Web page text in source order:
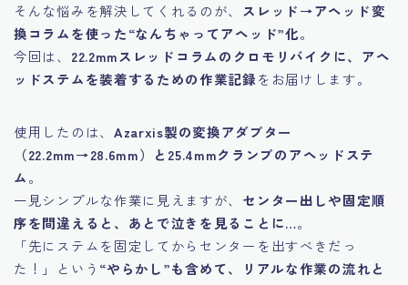
そんな悩みを解決してくれるのが、 スレッド→アヘッド変
換コラムを使った“なんちゃってアヘッド”化。
今回は、 22.2mmスレッドコラムのクロモリバイクに、アヘ
ッドステムを装着するための作業記録をお届けします。
使用したのは、 Azarxis製の変換アダプター
（22.2mm→28.6mm）と25.4mmクランプのアヘッドステ
ム。
一見シンプルな作業に見えますが、 センター出しや固定順
序を間違えると、あとで泣きを見ることに…。
「先にステムを固定してからセンターを出すべきだっ
た！」という “やらかし”も含めて、リアルな作業の流れと